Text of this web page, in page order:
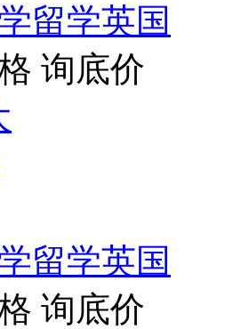
留学英国
询底价
留学英国
询底价